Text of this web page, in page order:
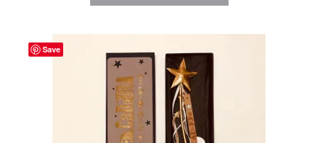
Save